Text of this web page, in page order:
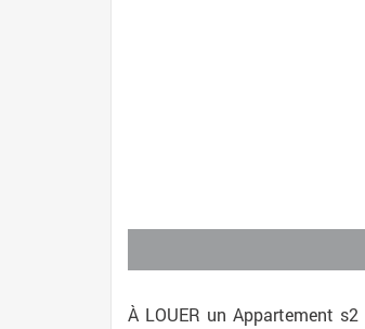
À LOUER un Appartement